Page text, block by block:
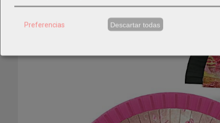
Preferencias Descartar todas